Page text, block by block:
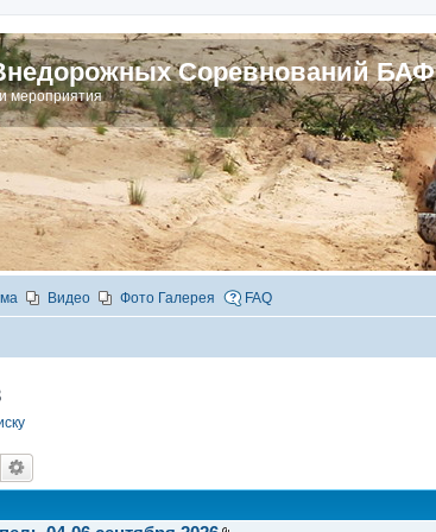
Соревнований БАФ
мероприятия
Видео Фото Галерея FAQ